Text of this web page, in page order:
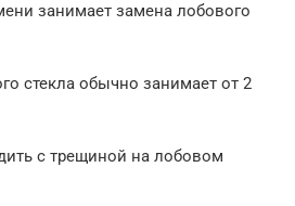
занимает замена лобового
стекла обычно занимает от 2
с трещиной на лобовом